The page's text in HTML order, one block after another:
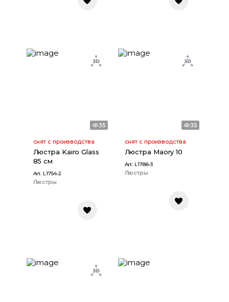
35
снят с производства
Люстра Kairo Glass
85 см
Art: L1754-2
Люстры
35
снят с производства
Люстра Maory 10
Art: L1788-3
Люстры